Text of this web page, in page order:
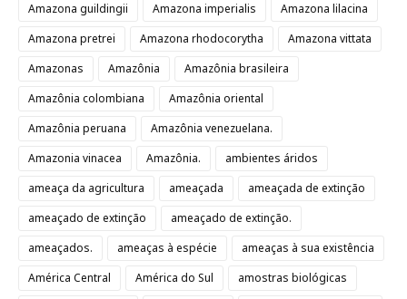
Amazona guildingii
Amazona imperialis
Amazona lilacina
Amazona pretrei
Amazona rhodocorytha
Amazona vittata
Amazonas
Amazônia
Amazônia brasileira
Amazônia colombiana
Amazônia oriental
Amazônia peruana
Amazônia venezuelana.
Amazonia vinacea
Amazônia.
ambientes áridos
ameaça da agricultura
ameaçada
ameaçada de extinção
ameaçado de extinção
ameaçado de extinção.
ameaçados.
ameaças à espécie
ameaças à sua existência
América Central
América do Sul
amostras biológicas